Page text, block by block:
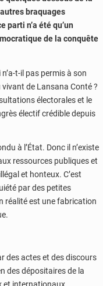
braquages
n’a été qu’un
de la conquête
t-il pas permis à son
de Lansana Conté ?
électorales et le
électif crédible depuis
à l’État. Donc il n’existe
ressources publiques et
et honteux. C’est
par des petites
réalité est une fabrication
des actes et des discours
des dépositaires de la